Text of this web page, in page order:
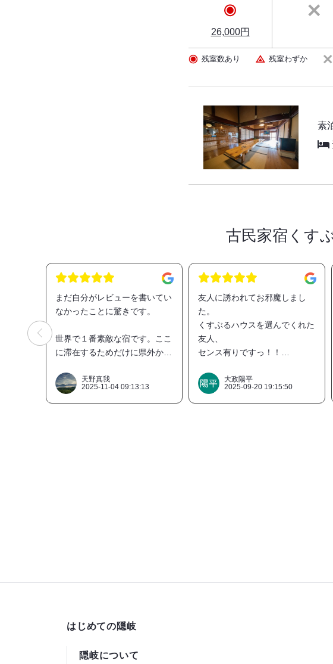
26,000円
残室数あり 残室わずか
素
古民家宿くす
まだ自分がレビューを書いてい
なかったことに驚きです。
世界で１番素敵な宿です。ここ
に滞在するためだけに県外から
素敵なオーナー夫婦や、隠岐の
天野真我
2025-11-04 09:13:13
友人に誘われてお邪魔しまし
た。
くすぶるハウスを選んでくれた
友人、
センス有りですっ！！
合いになるレベル。
夜は焚火をしながら星を眺めて
大政陽平
2025-09-20 19:15:50
はじめての隠岐
隠岐について